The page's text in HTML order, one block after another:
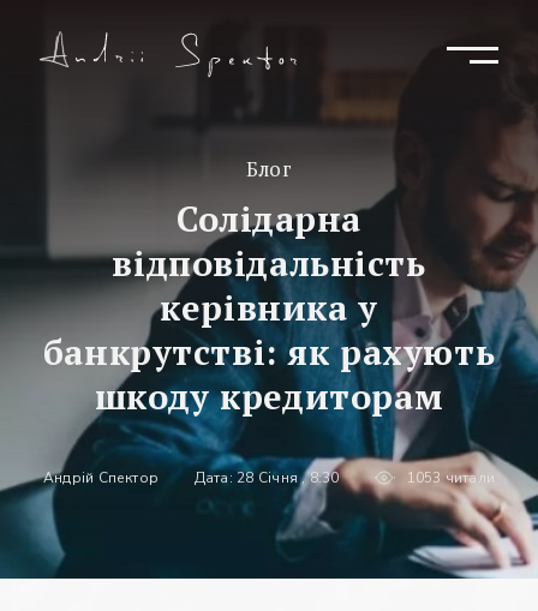
Блог
Солідарна
відповідальність
керівника у
банкрутстві: як рахують
шкоду кредиторам
Андрій Спектор Дата: 28 Січня , 8:30 1053 читали